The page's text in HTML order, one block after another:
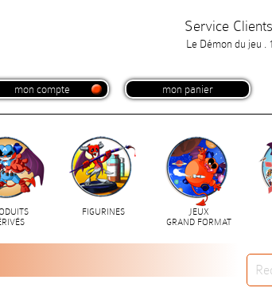
Service
Le Démon du jeu .
mon compte mon panier
FIGURINES
JEUX
GRAND FORMAT